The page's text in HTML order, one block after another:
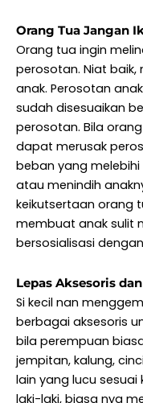
Orang Tua Jangan
Orang tua ingin
perosotan. Niat
anak. Perosotan
sudah disesuaikan
perosotan. Bila
dapat merusak
beban yang
atau menindih
keikutsertaan orang
membuat anak sulit
bersosialisasi
Lepas Aksesoris
Si kecil nan
berbagai aksesoris
bila perempuan
jempitan, kalung,
lain yang lucu sesuai
laki-laki, biasa nya